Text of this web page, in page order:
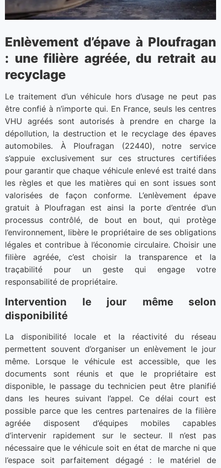
Enlèvement d’épave à Ploufragan
: une filière agréée, du retrait au
recyclage
Le traitement d’un véhicule hors d’usage ne peut pas
être confié à n’importe qui. En France, seuls les centres
VHU agréés sont autorisés à prendre en charge la
dépollution, la destruction et le recyclage des épaves
automobiles. À Ploufragan (22440), notre service
s’appuie exclusivement sur ces structures certifiées
pour garantir que chaque véhicule enlevé est traité dans
les règles et que les matières qui en sont issues sont
valorisées de façon conforme. L’enlèvement épave
gratuit à Ploufragan est ainsi la porte d’entrée d’un
processus contrôlé, de bout en bout, qui protège
l’environnement, libère le propriétaire de ses obligations
légales et contribue à l’économie circulaire. Choisir une
filière agréée, c’est choisir la transparence et la
traçabilité pour un geste qui engage votre
responsabilité de propriétaire.
Intervention le jour même selon
disponibilité
La disponibilité locale et la réactivité du réseau
permettent souvent d’organiser un enlèvement le jour
même. Lorsque le véhicule est accessible, que les
documents sont réunis et que le propriétaire est
disponible, le passage du technicien peut être planifié
dans les heures suivant l’appel. Ce délai court est
possible parce que les centres partenaires de la filière
agréée disposent d’équipes mobiles capables
d’intervenir rapidement sur le secteur. Il n’est pas
nécessaire que le véhicule soit en état de marche ni que
l’espace soit parfaitement dégagé : le matériel de